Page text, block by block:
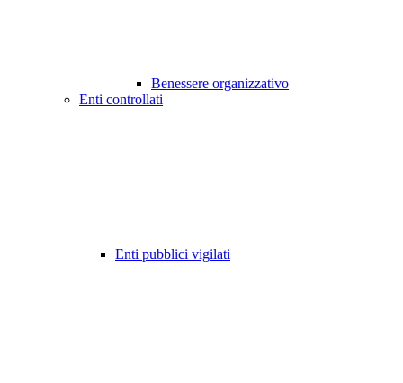
Benessere organizzativo
Enti controllati
Enti pubblici vigilati